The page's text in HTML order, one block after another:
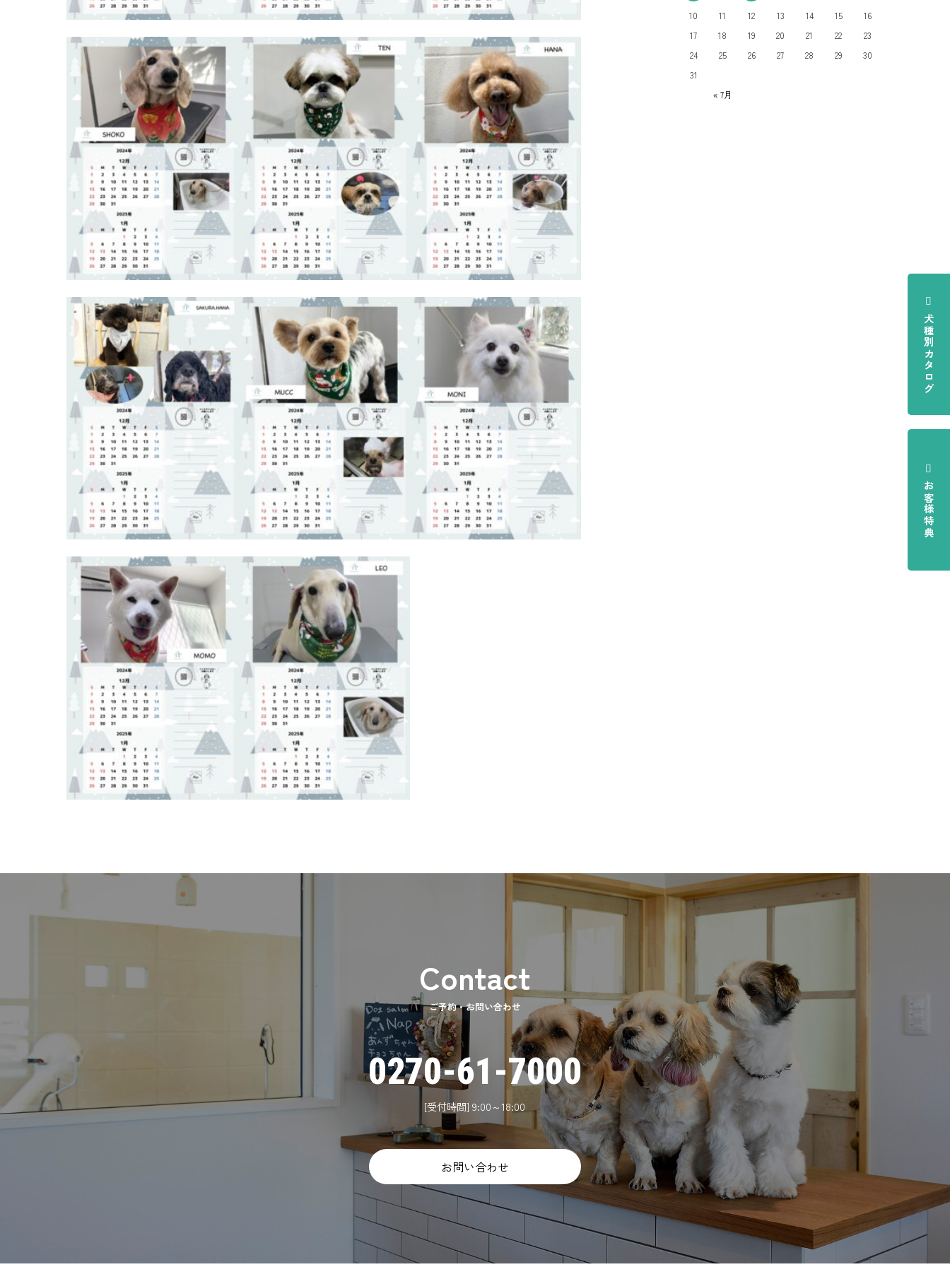
犬種別カタログ
お客様特典
« 7月
10 11 12 13 14 15
16
17
18 19 20 21 22
23
24
25 26 27 28 29
30
31
ご予約・お問い合わせ
0270-61-7000
[受付時間] 9:00～18:00
お問い合わせ